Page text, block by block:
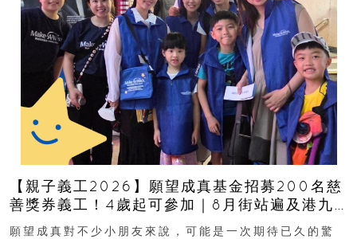
【親子義工2026】願望成真基金招募200名慈
善獎券義工！4歲起可參加｜8月街站遍及港九
新界
願望成真對不少小朋友來說，可能是一次期待已久的驚